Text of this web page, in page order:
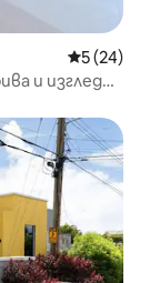
Средна
5 (24)
и изглед